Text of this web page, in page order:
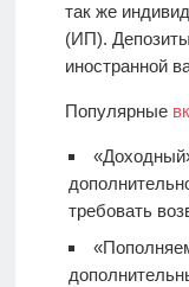
так же
(ИП).
иностранной
Популярные
требовать